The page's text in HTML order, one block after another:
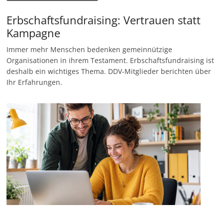
Erbschaftsfundraising: Vertrauen statt
Kampagne
Immer mehr Menschen bedenken gemeinnützige
Organisationen in ihrem Testament. Erbschaftsfundraising ist
deshalb ein wichtiges Thema. DDV-Mitglieder berichten über
Ihr Erfahrungen.